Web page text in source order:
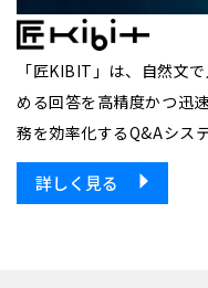
「匠KIBIT」は、自然文
める回答を高精度かつ迅
務を効率化するQ&Aシステ
詳しく見る